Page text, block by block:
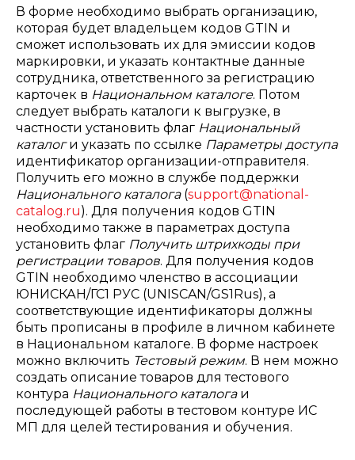
В форме необходимо выбрать организацию,
которая будет владельцем кодов GTIN и
сможет использовать их для эмиссии кодов
маркировки, и указать контактные данные
сотрудника, ответственного за регистрацию
карточек в Национальном каталоге. Потом
следует выбрать каталоги к выгрузке, в
частности установить флаг Национальный
каталоги указать по ссылке Параметры доступа
идентификатор организации-отправителя.
Получить его можно в службе поддержки
Национального каталога(support@national-
catalog.ru). Для получения кодов GTIN
необходимо также в параметрах доступа
установить флаг Получить штрихкоды при
регистрации товаров. Для получения кодов
GTIN необходимо членство в ассоциации
ЮНИСКАН/ГС1 РУС (UNISCAN/GS1Rus), а
соответствующие идентификаторы должны
быть прописаны в профиле в личном кабинете
в Национальном каталоге. В форме настроек
можно включить Тестовый режим. В нем можно
создать описание товаров для тестового
контура Национального каталогаи
последующей работы в тестовом контуре ИС
МП для целей тестирования и обучения.